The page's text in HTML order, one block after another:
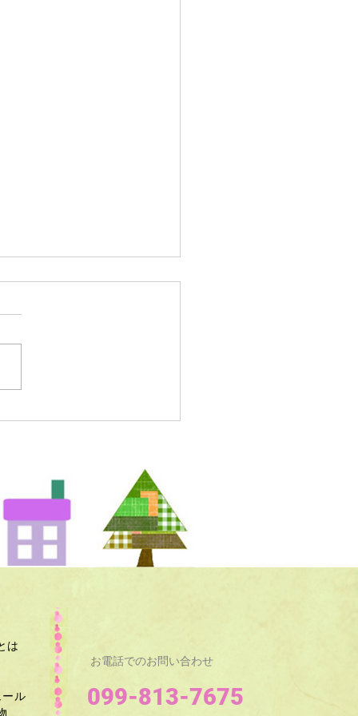
は
ル
お電話でのお問い合わせ
099-813-7675